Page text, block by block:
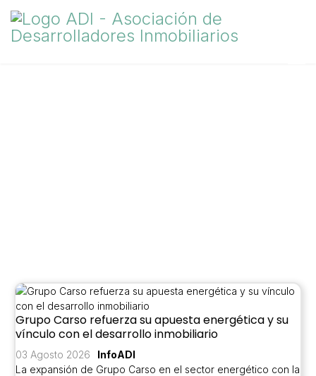
Grupo Carso refuerza su apuesta energética y su
vínculo con el desarrollo inmobiliario
03 Agosto 2026
InfoADI
La expansión de Grupo Carso en el sector energético con la